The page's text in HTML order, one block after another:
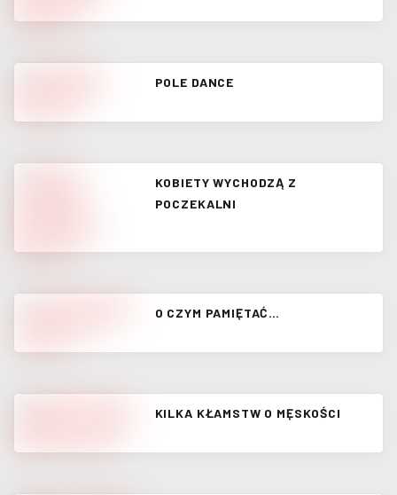
POLE DANCE
KOBIETY WYCHODZĄ Z
POCZEKALNI
O CZYM PAMIĘTAĆ…
KILKA KŁAMSTW O MĘSKOŚCI